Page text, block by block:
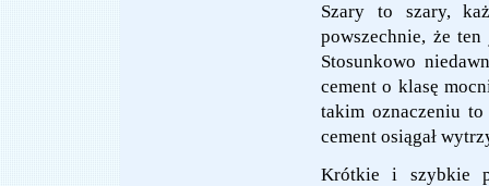
Szary to szary,
powszechnie, że
Stosunkowo
cement o klasę
takim oznaczeniu
cement osiągał
Krótkie i szybkie